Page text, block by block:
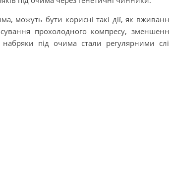
можуть бути корисні такі дії, як
прохолодного компресу,
під очима стали регулярними